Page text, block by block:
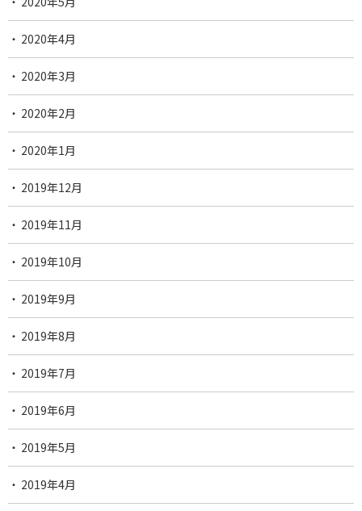
2020年4月
2020年3月
2020年2月
2020年1月
2019年12月
2019年11月
2019年10月
2019年9月
2019年8月
2019年7月
2019年6月
2019年5月
2019年4月